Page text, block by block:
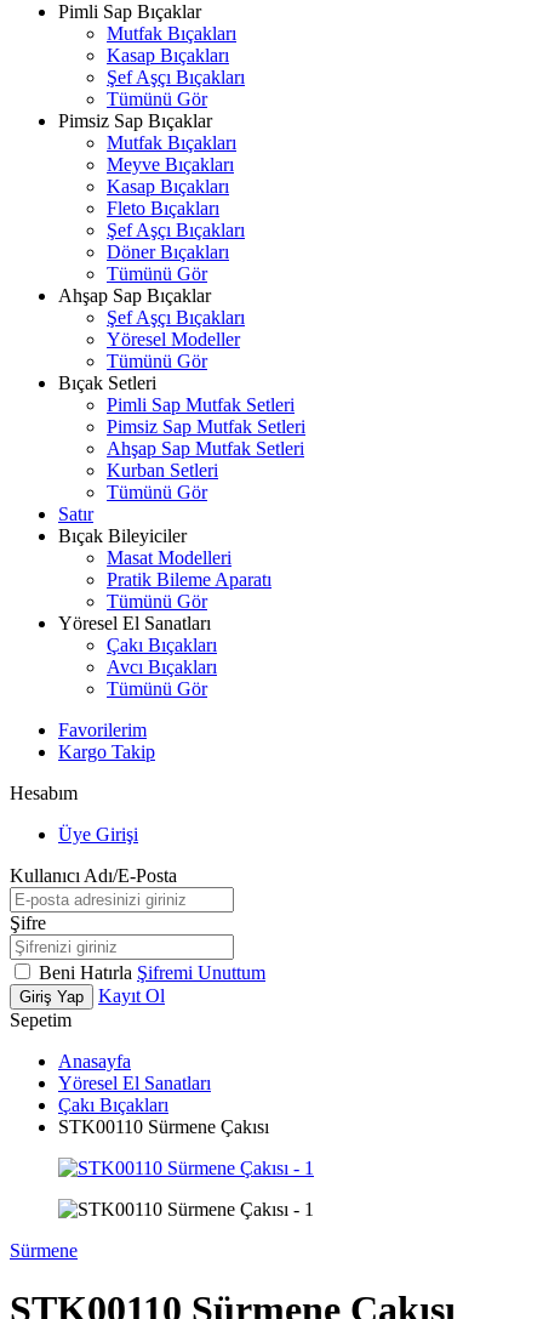
Pimli Sap Bıçaklar
Mutfak Bıçakları
Kasap Bıçakları
Şef Aşçı Bıçakları
Tümünü Gör
Pimsiz Sap Bıçaklar
Mutfak Bıçakları
Meyve Bıçakları
Kasap Bıçakları
Fleto Bıçakları
Şef Aşçı Bıçakları
Döner Bıçakları
Tümünü Gör
Ahşap Sap Bıçaklar
Şef Aşçı Bıçakları
Yöresel Modeller
Tümünü Gör
Bıçak Setleri
Pimli Sap Mutfak Setleri
Pimsiz Sap Mutfak Setleri
Ahşap Sap Mutfak Setleri
Kurban Setleri
Tümünü Gör
Satır
Bıçak Bileyiciler
Masat Modelleri
Pratik Bileme Aparatı
Tümünü Gör
Yöresel El Sanatları
Çakı Bıçakları
Avcı Bıçakları
Tümünü Gör
Favorilerim
Kargo Takip
Hesabım
Üye Girişi
Kullanıcı Adı/E-Posta
Şifre
Beni Hatırla Şifremi Unuttum
Giriş Yap
Kayıt Ol
Sepetim
Anasayfa
Yöresel El Sanatları
Çakı Bıçakları
STK00110 Sürmene Çakısı
Sürmene
STK00110 Sürmene Çakısı